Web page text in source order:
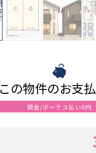
この物件のお支
頭金/ボーナス払い0円